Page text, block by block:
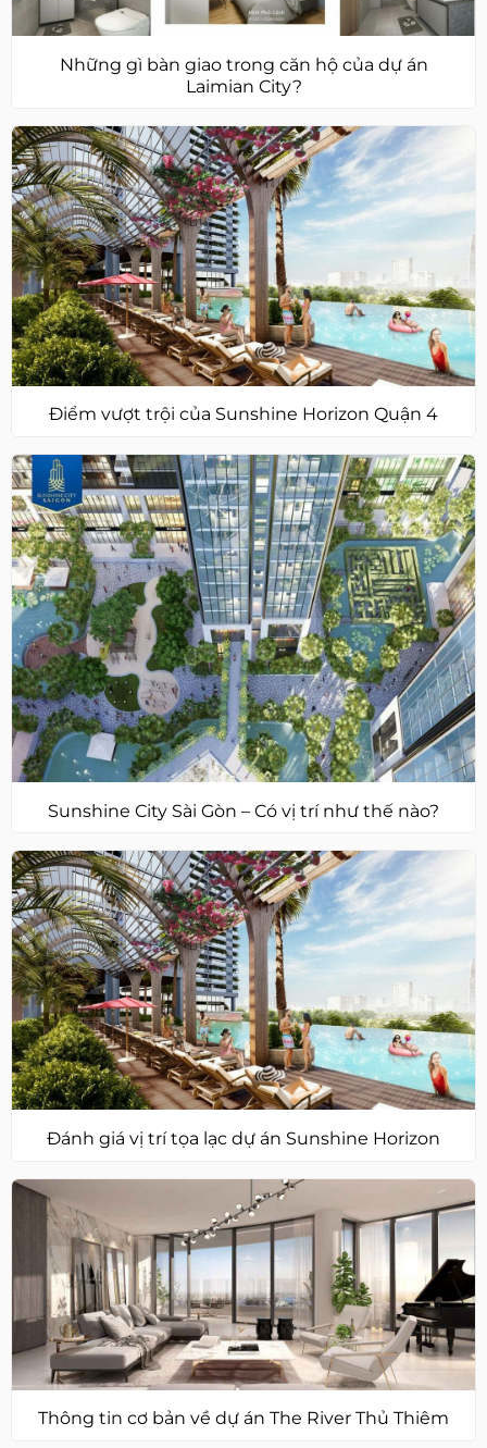
Những gì bàn giao trong căn hộ của dự án
Laimian City?
Điểm vượt trội của Sunshine Horizon Quận 4
Sunshine City Sài Gòn – Có vị trí như thế nào?
Đánh giá vị trí tọa lạc dự án Sunshine Horizon
Thông tin cơ bản về dự án The River Thủ Thiêm